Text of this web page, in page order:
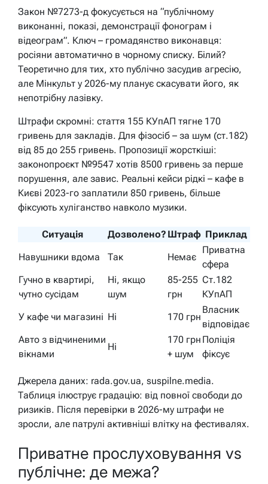
Закон №7273-д фокусується на “публічному
виконанні, показі, демонстрації фонограм і
відеограм”. Ключ – громадянство виконавця:
росіяни автоматично в чорному списку. Білий?
Теоретично для тих, хто публічно засудив агресію,
але Мінкульт у 2026-му планує скасувати його, як
непотрібну лазівку.
Штрафи скромні: стаття 155 КУпАП тягне 170
гривень для закладів. Для фізосіб – за шум (ст.182)
від 85 до 255 гривень. Пропозиції жорсткіші:
законопроєкт №9547 хотів 8500 гривень за перше
порушення, але завис. Реальні кейси рідкі – кафе в
Києві 2023-го заплатили 850 гривень, більше
фіксують хуліганство навколо музики.
Ситуація Дозволено? Штраф Приклад
Навушники вдома
Так Немає
Приватна
сфера
Гучно в квартирі,
чутно сусідам
Ні, якщо
шум
85-255
грн
Ст.182
КУпАП
У кафе чи магазині Ні 170 грн
Власник
відповідає
Авто з відчиненими
вікнами
Ні
170 грн
+ шум
Поліція
фіксує
Джерела даних: rada.gov.ua, suspilne.media.
Таблиця ілюструє градацію: від повної свободи до
ризиків. Після перевірки в 2026-му штрафи не
зросли, але патрулі активніші влітку на фестивалях.
Приватне прослуховування vs
публічне: де межа?